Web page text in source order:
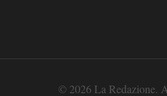
© 2026 La Redazione.